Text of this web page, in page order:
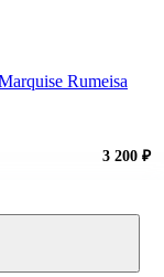
Rumeisa
3 200 ₽